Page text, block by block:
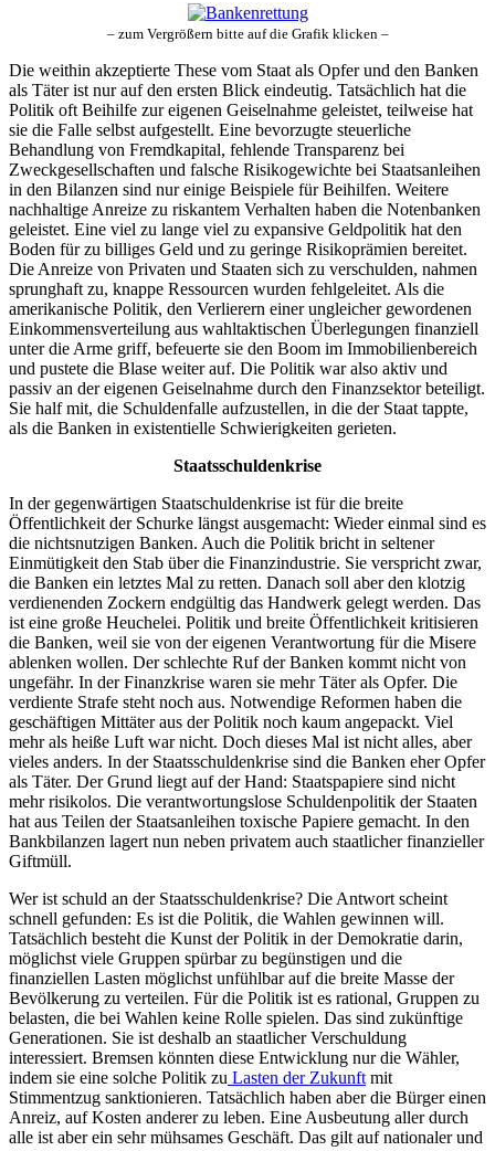
– zum Vergrößern bitte auf die Grafik klicken –
Die weithin akzeptierte These vom Staat als Opfer und den Banken
als Täter ist nur auf den ersten Blick eindeutig. Tatsächlich hat die
Politik oft Beihilfe zur eigenen Geiselnahme geleistet, teilweise hat
sie die Falle selbst aufgestellt. Eine bevorzugte steuerliche
Behandlung von Fremdkapital, fehlende Transparenz bei
Zweckgesellschaften und falsche Risikogewichte bei Staatsanleihen
in den Bilanzen sind nur einige Beispiele für Beihilfen. Weitere
nachhaltige Anreize zu riskantem Verhalten haben die Notenbanken
geleistet. Eine viel zu lange viel zu expansive Geldpolitik hat den
Boden für zu billiges Geld und zu geringe Risikoprämien bereitet.
Die Anreize von Privaten und Staaten sich zu verschulden, nahmen
sprunghaft zu, knappe Ressourcen wurden fehlgeleitet. Als die
amerikanische Politik, den Verlierern einer ungleicher gewordenen
Einkommensverteilung aus wahltaktischen Überlegungen finanziell
unter die Arme griff, befeuerte sie den Boom im Immobilienbereich
und pustete die Blase weiter auf. Die Politik war also aktiv und
passiv an der eigenen Geiselnahme durch den Finanzsektor beteiligt.
Sie half mit, die Schuldenfalle aufzustellen, in die der Staat tappte,
als die Banken in existentielle Schwierigkeiten gerieten.
Staatsschuldenkrise
In der gegenwärtigen Staatschuldenkrise ist für die breite
Öffentlichkeit der Schurke längst ausgemacht: Wieder einmal sind es
die nichtsnutzigen Banken. Auch die Politik bricht in seltener
Einmütigkeit den Stab über die Finanzindustrie. Sie verspricht zwar,
die Banken ein letztes Mal zu retten. Danach soll aber den klotzig
verdienenden Zockern endgültig das Handwerk gelegt werden. Das
ist eine große Heuchelei. Politik und breite Öffentlichkeit kritisieren
die Banken, weil sie von der eigenen Verantwortung für die Misere
ablenken wollen. Der schlechte Ruf der Banken kommt nicht von
ungefähr. In der Finanzkrise waren sie mehr Täter als Opfer. Die
verdiente Strafe steht noch aus. Notwendige Reformen haben die
geschäftigen Mittäter aus der Politik noch kaum angepackt. Viel
mehr als heiße Luft war nicht. Doch dieses Mal ist nicht alles, aber
vieles anders. In der Staatsschuldenkrise sind die Banken eher Opfer
als Täter. Der Grund liegt auf der Hand: Staatspapiere sind nicht
mehr risikolos. Die verantwortungslose Schuldenpolitik der Staaten
hat aus Teilen der Staatsanleihen toxische Papiere gemacht. In den
Bankbilanzen lagert nun neben privatem auch staatlicher finanzieller
Giftmüll.
Wer ist schuld an der Staatsschuldenkrise? Die Antwort scheint
schnell gefunden: Es ist die Politik, die Wahlen gewinnen will.
Tatsächlich besteht die Kunst der Politik in der Demokratie darin,
möglichst viele Gruppen spürbar zu begünstigen und die
finanziellen Lasten möglichst unfühlbar auf die breite Masse der
Bevölkerung zu verteilen. Für die Politik ist es rational, Gruppen zu
belasten, die bei Wahlen keine Rolle spielen. Das sind zukünftige
Generationen. Sie ist deshalb an staatlicher Verschuldung
interessiert. Bremsen könnten diese Entwicklung nur die Wähler,
indem sie eine solche Politik zu Lasten der Zukunft mit
Stimmentzug sanktionieren. Tatsächlich haben aber die Bürger einen
Anreiz, auf Kosten anderer zu leben. Eine Ausbeutung aller durch
alle ist aber ein sehr mühsames Geschäft. Das gilt auf nationaler und